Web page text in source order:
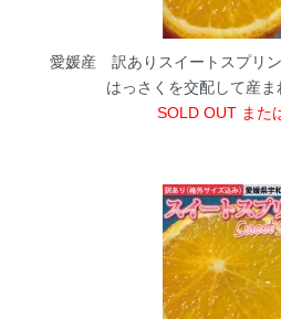
愛媛産 訳ありスイートスプリン
はっさくを交配して産ま
SOLD OUT また